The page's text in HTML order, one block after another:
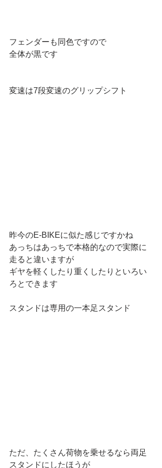
フェンダーも同色ですので
全体が黒です
変速は7段変速のグリップシフト
昨今のE-BIKEに似た感じですかね
あっちはあっちで本格的なので実際に
走ると違いますが
ギヤを軽くしたり重くしたりといろい
ろとできます
スタンドは専用の一本足スタンド
ただ、たくさん荷物を乗せるなら両足
スタンドにしたほうが